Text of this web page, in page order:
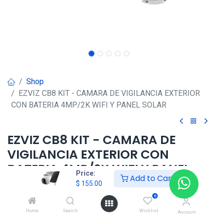
Price:
$ 155.00 Add to Cart
Home Search
0
Wishlist Account
Shop
EZVIZ CB8 KIT - CAMARA DE VIGILANCIA EXTERIOR
CON BATERIA 4MP/2K WIFI Y PANEL SOLAR
EZVIZ CB8 KIT - CAMARA DE
VIGILANCIA EXTERIOR CON
BATERIA 4MP/2K WIFI Y PANEL
SOLAR
155.00